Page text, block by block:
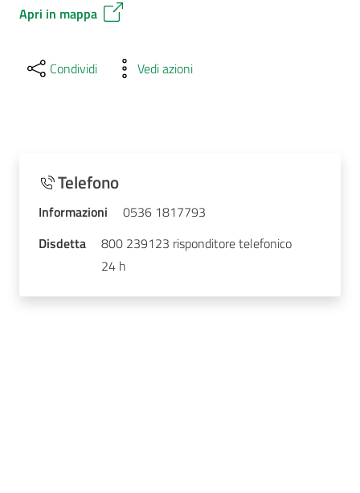
Apri in mappa
Condividi Vedi azioni
Telefono
Informazioni
0536 1817793
Disdetta
800 239123 risponditore telefonico
24 h